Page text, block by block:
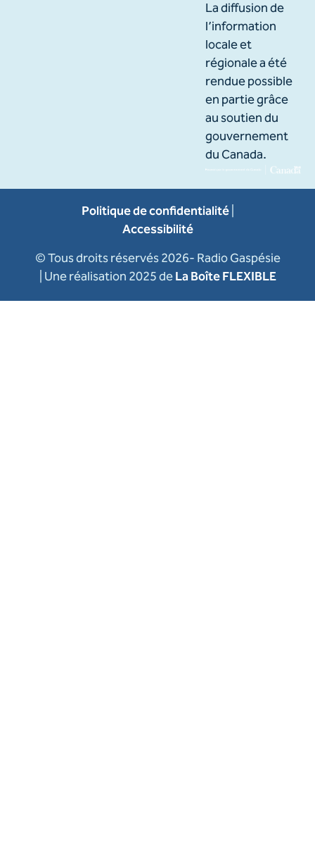
La diffusion de
l’information
locale et
régionale a été
rendue possible
en partie grâce
au soutien du
gouvernement
du Canada.
© Tous droits réservés 2026- Radio Gaspésie
| Une réalisation 2025 deLa Boîte FLEXIBLE
Politique de confidentialité|
Accessibilité